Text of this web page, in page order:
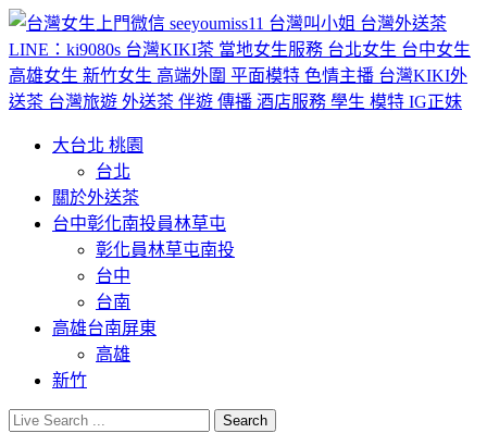
大台北 桃園
台北
關於外送茶
台中彰化南投員林草屯
彰化員林草屯南投
台中
台南
高雄台南屏東
高雄
新竹